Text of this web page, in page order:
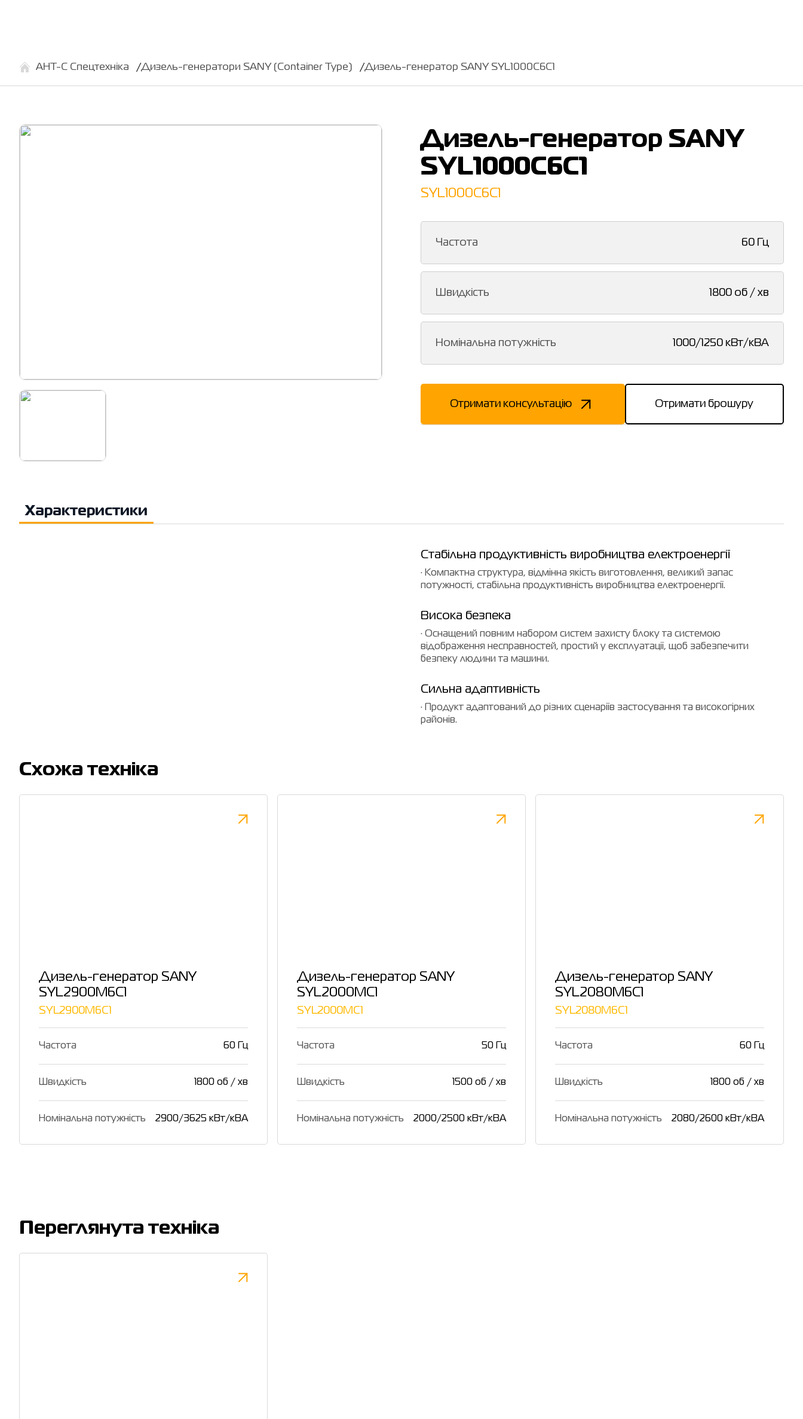
АНТ-С Спецтехніка Дизель-генератори SANY (Container Type) Дизель-генератор SANY SYL1000C6C1
Дизель-генератор SANY
SYL1000C6C1
SYL1000C6C1
Частота 60 Гц
Швидкість 1800 об / хв
Номінальна потужність 1000/1250 кВт/кВА
Отримати консультацію Отримати брошуру
Характеристики
Стабільна продуктивність виробництва електроенергії
· Компактна структура, відмінна якість виготовлення, великий запас
потужності, стабільна продуктивність виробництва електроенергії.
Висока безпека
· Оснащений повним набором систем захисту блоку та системою
відображення несправностей, простий у експлуатації, щоб забезпечити
безпеку людини та машини.
Сильна адаптивність
· Продукт адаптований до різних сценаріїв застосування та високогірних
районів.
Cхожа техніка
Дизель-генератор SANY
SYL2900M6C1
SYL2900M6C1
Частота 60 Гц
Швидкість 1800 об / хв
Номінальна потужність 2900/3625 кВт/кВА
Дизель-генератор SANY
SYL2000MC1
SYL2000MC1
Частота 50 Гц
Швидкість 1500 об / хв
Номінальна потужність 2000/2500 кВт/кВА
Дизель-генератор SANY
SYL2080M6C1
SYL2080M6C1
Частота 60 Гц
Швидкість 1800 об / хв
Номінальна потужність 2080/2600 кВт/кВА
Переглянута техніка